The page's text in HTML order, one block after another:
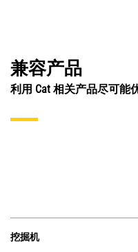
兼容产品
利用 Cat 相关产品尽可能
挖掘机